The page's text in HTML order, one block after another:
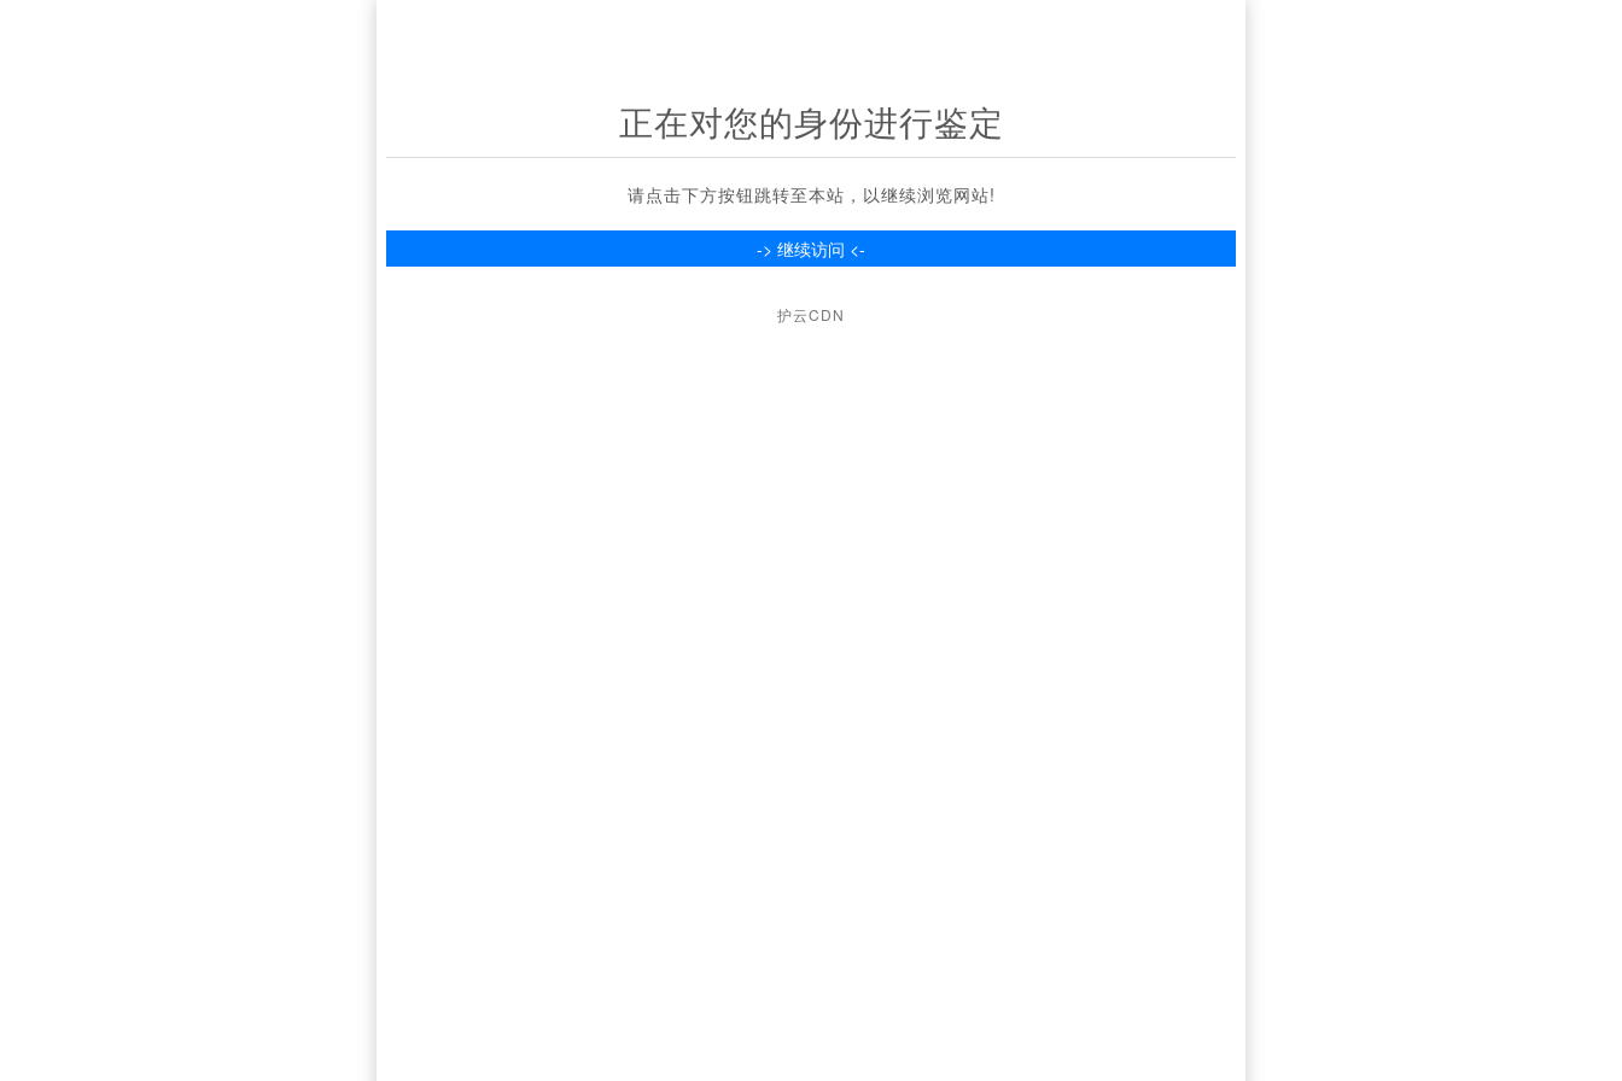
正在对您的身份进行鉴定
请点击下方按钮跳转至本站，以继续浏览网站!
护云CDN